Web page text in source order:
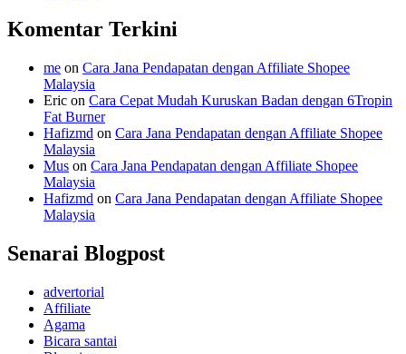
Komentar Terkini
me on Cara Jana Pendapatan dengan Affiliate Shopee
Malaysia
Eric on Cara Cepat Mudah Kuruskan Badan dengan 6Tropin
Fat Burner
Hafizmd on Cara Jana Pendapatan dengan Affiliate Shopee
Malaysia
Mus on Cara Jana Pendapatan dengan Affiliate Shopee
Malaysia
Hafizmd on Cara Jana Pendapatan dengan Affiliate Shopee
Malaysia
Senarai Blogpost
advertorial
Affiliate
Agama
Bicara santai